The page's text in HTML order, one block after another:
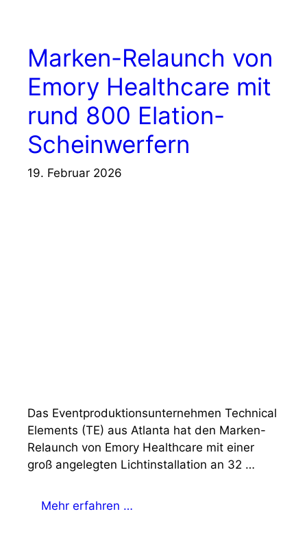
Marken-Relaunch von
Emory Healthcare mit
rund 800 Elation-
Scheinwerfern
19. Februar 2026
Das Eventproduktionsunternehmen Technical
Elements (TE) aus Atlanta hat den Marken-
Relaunch von Emory Healthcare mit einer
groß angelegten Lichtinstallation an 32 …
Mehr erfahren …